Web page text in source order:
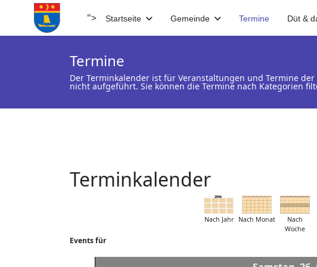
"> Startseite Gemeinde Termine Düt &
Termine
Der Terminkalender ist für Veranstaltungen und Termine
nicht aufgeführt. Sie können die Termine nach Kategorien
Terminkalender
Nach Jahr Nach Monat
Nach
Woche
Events für